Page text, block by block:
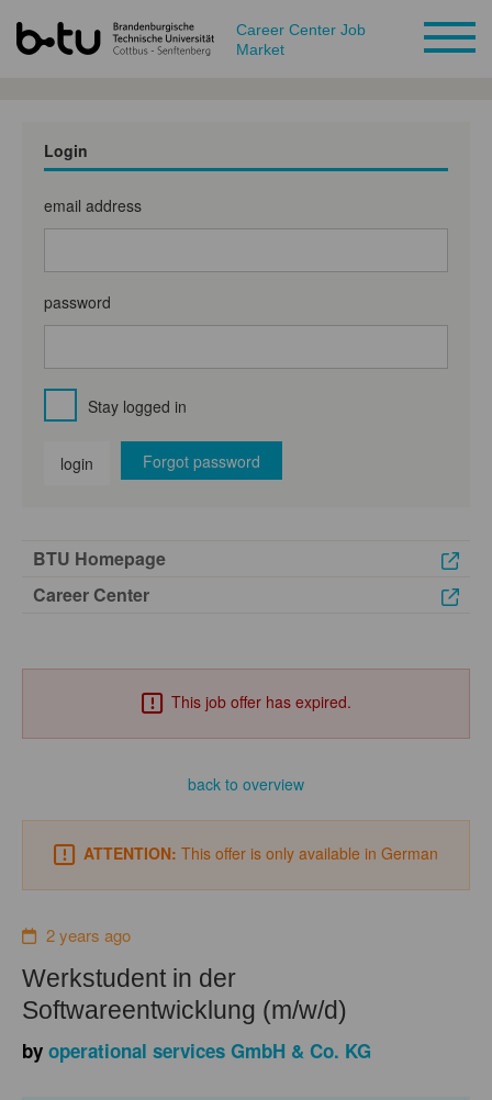
Career Center Job
Market
Login
email address
password
Stay logged in
login Forgot password
BTU Homepage
Career Center
This job offer has expired.
back to overview
ATTENTION: This offer is only available in German
2 years ago
Werkstudent in der
Softwareentwicklung (m/w/d)
by operational services GmbH & Co. KG